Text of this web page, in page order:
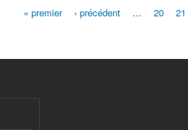
« premier ‹ précédent … 20 21